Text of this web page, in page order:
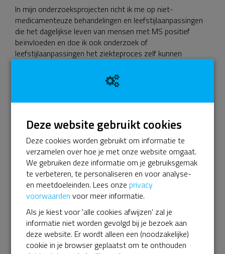
In mijn onderzoeksprojecten richt ik me op niet-
medicamenteuze behandelingen en leefstijlaanpassingen
die het dagelijkse leven van mensen met MS positief
beïnvloeden en doe ik ook onderzoek of
leefstijlaanpassingen het ziekteproces zelf kunnen
veranderingen in het ziekteproces of het behandeleffect
Op 1 januari starten heel veel mensen met hun goede
effecten van een gezonde leefstijl? Of doe je mee? Start
zelf een actie of
doneer.
Op 21 januari zal ik tijdens een webinar via ZOOM
vertellen over mijn onderzoek naar leefstijl bij MS.
Aanmelden webinar
Doneer nu
Deze website gebruikt cookies
Deze cookies worden gebruikt om informatie te
verzamelen over hoe je met onze website omgaat.
We gebruiken deze informatie om je gebruiksgemak
te verbeteren, te personaliseren en voor analyse-
en meetdoeleinden. Lees onze privacy
voorwaarden voor meer informatie.
Als je kiest voor 'alle cookies afwijzen' zal je
informatie niet worden gevolgd bij je bezoek aan
deze website. Er wordt alleen een (noodzakelijke)
cookie in je browser geplaatst om te onthouden